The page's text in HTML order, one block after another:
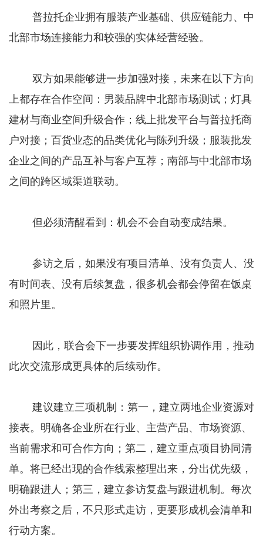
普拉托企业拥有服装产业基础、供应链能力、中
北部市场连接能力和较强的实体经营经验。
双方如果能够进一步加强对接，未来在以下方向
上都存在合作空间：男装品牌中北部市场测试；灯具
建材与商业空间升级合作；线上批发平台与普拉托商
户对接；百货业态的品类优化与陈列升级；服装批发
企业之间的产品互补与客户互荐；南部与中北部市场
之间的跨区域渠道联动。
但必须清醒看到：机会不会自动变成结果。
参访之后，如果没有项目清单、没有负责人、没
有时间表、没有后续复盘，很多机会都会停留在饭桌
和照片里。
因此，联合会下一步要发挥组织协调作用，推动
此次交流形成更具体的后续动作。
建议建立三项机制：第一，建立两地企业资源对
接表。明确各企业所在行业、主营产品、市场资源、
当前需求和可合作方向；第二，建立重点项目协同清
单。将已经出现的合作线索整理出来，分出优先级，
明确跟进人；第三，建立参访复盘与跟进机制。每次
外出考察之后，不只形式走访，更要形成机会清单和
行动方案。